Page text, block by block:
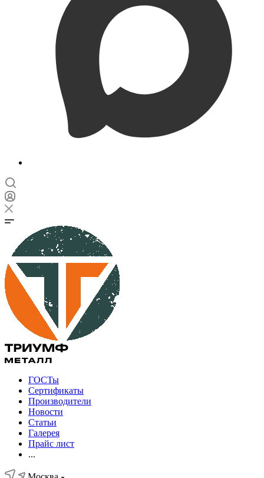
ГОСТы
Сертификаты
Производители
Новости
Статьи
Галерея
Прайс лист
...